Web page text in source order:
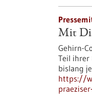
Mit
Gehirn-
Teil ihrer
bislang
https://